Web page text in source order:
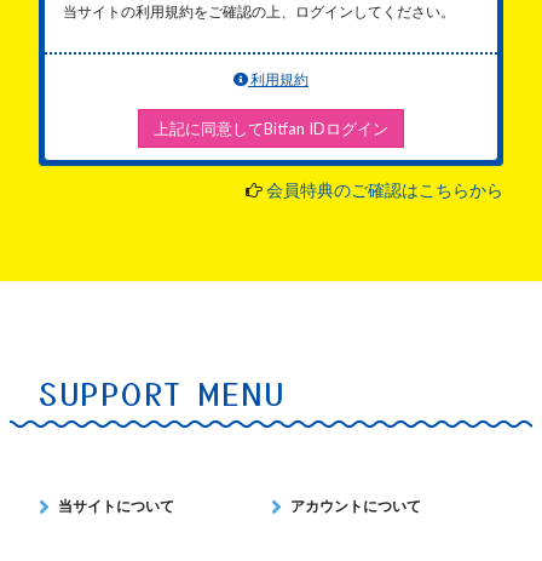
当サイトの利用規約をご確認の上、ログインしてください。
利用規約
上記に同意してBitfan IDログイン
会員特典のご確認はこちらから
SUPPORT MENU
当サイトについて アカウントについて